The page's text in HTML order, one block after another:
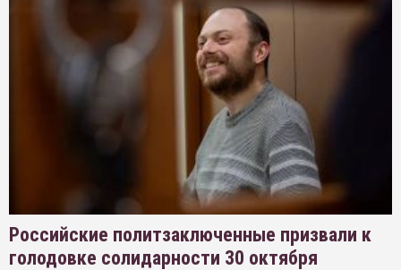
Российские политзаключенные призвали к
голодовке солидарности 30 октября